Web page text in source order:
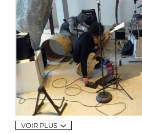
VOIR PLUS